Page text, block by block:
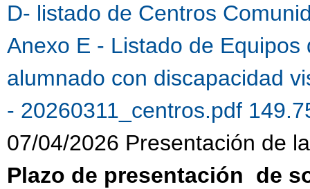
D- listado de Centros
Anexo E - Listado de
alumnado con discapacidad
- 20260311_centros.pdf
07/04/2026 Presentación de
Plazo de presentación de